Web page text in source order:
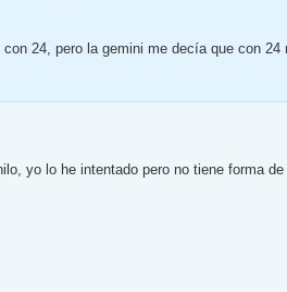
24, pero la gemini me decía que con
yo lo he intentado pero no tiene forma de